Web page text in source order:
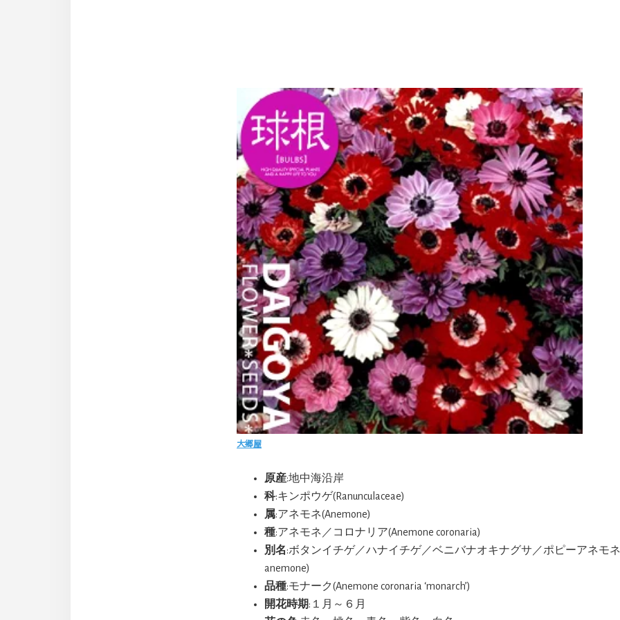
大郷屋
原産:地中海沿岸
科:キンポウゲ(Ranunculaceae)
属:アネモネ(Anemone)
種:アネモネ／コロナリア(Anemone coronaria)
別名:ボタンイチゲ／ハナイチゲ／ベニバナオキナグサ／ポピーアネモネ
anemone)
品種:モナーク(Anemone coronaria ‘monarch’)
開花時期:１月～６月